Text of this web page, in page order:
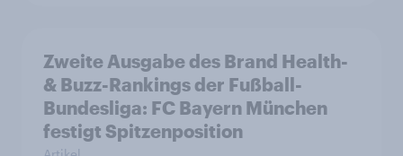
Zweite Ausgabe des Brand Health-
& Buzz-Rankings der Fußball-
Bundesliga: FC Bayern München
festigt Spitzenposition